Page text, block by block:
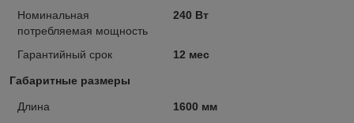
Номинальная
потребляемая мощность
240 Вт
Гарантийный срок 12 мес
Габаритные размеры
Длина
1600 мм